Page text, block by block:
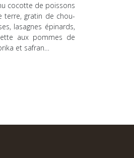
cocotte de poissons
terre, gratin de chou-
lasagnes épinards,
aux pommes de
et safran…